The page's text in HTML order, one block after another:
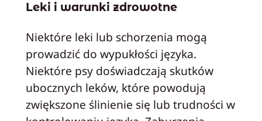
Leki i warunki zdrowotne
Niektóre leki lub schorzenia mogą
prowadzić do wypukłości języka.
Niektóre psy doświadczają skutków
ubocznych leków, które powodują
zwiększone ślinienie się lub trudności w